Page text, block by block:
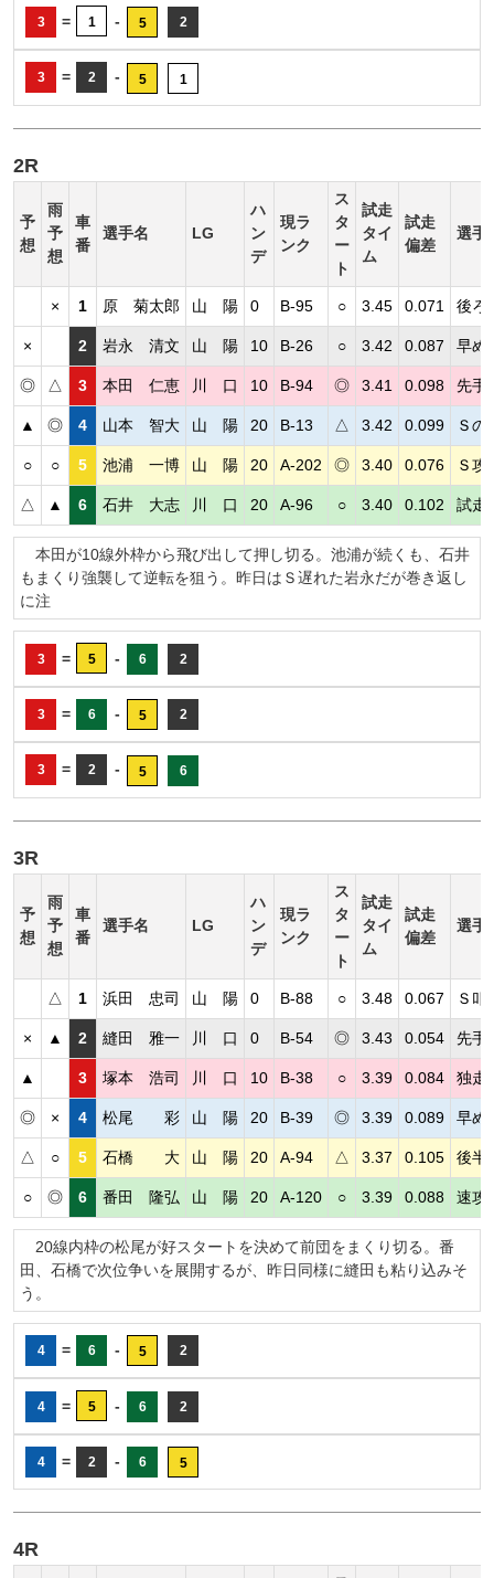
3 = 1 - 5 2
3 = 2 - 5 1
2R
予
想
雨
予
想
車
番
選手名 LG
ハ
ン
デ
現ラ
ンク
ス
タ
ー
ト
試走
タイ
ム
試走
偏差
選手
× 1 原 菊太郎 山 陽 0 B-95 ○ 3.45 0.071 後ろ
× 2 岩永 清文 山 陽 10 B-26 ○ 3.42 0.087 早め
◎ △ 3 本田 仁恵 川 口 10 B-94 ◎ 3.41 0.098 先手
▲ ◎ 4 山本 智大 山 陽 20 B-13 △ 3.42 0.099 Ｓの
○ ○ 5 池浦 一博 山 陽 20 A-202 ◎ 3.40 0.076 Ｓ攻
△ ▲ 6 石井 大志 川 口 20 A-96 ○ 3.40 0.102 試走
本田が10線外枠から飛び出して押し切る。池浦が続くも、石井
もまくり強襲して逆転を狙う。昨日はＳ遅れた岩永だが巻き返し
に注
3 = 5 - 6 2
3 = 6 - 5 2
3 = 2 - 5 6
3R
予
想
雨
予
想
車
番
選手名 LG
ハ
ン
デ
現ラ
ンク
ス
タ
ー
ト
試走
タイ
ム
試走
偏差
選手
△ 1 浜田 忠司 山 陽 0 B-88 ○ 3.48 0.067 Ｓ
× ▲ 2 縫田 雅一 川 口 0 B-54 ◎ 3.43 0.054 先手
▲ 3 塚本 浩司 川 口 10 B-38 ○ 3.39 0.084 独走
◎ × 4 松尾 彩 山 陽 20 B-39 ◎ 3.39 0.089 早め
△ ○ 5 石橋 大 山 陽 20 A-94 △ 3.37 0.105 後半
○ ◎ 6 番田 隆弘 山 陽 20 A-120 ○ 3.39 0.088 速攻
20線内枠の松尾が好スタートを決めて前団をまくり切る。番
田、石橋で次位争いを展開するが、昨日同様に縫田も粘り込みそ
う。
4 = 6 - 5 2
4 = 5 - 6 2
4 = 2 - 6 5
4R